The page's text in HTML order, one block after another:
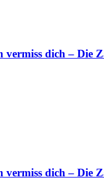
vermiss dich – Die
vermiss dich – Die